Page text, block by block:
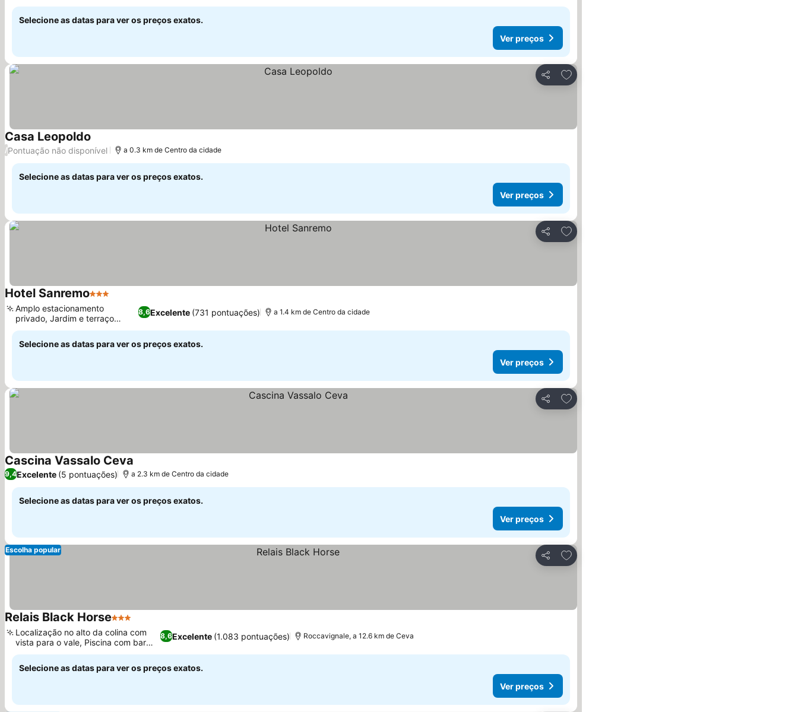
Selecione as datas para ver os preços exatos.
Ver preços
Partilhar
Adicionar aos favoritos
Casa Leopoldo
/Pontuação não disponível a 0.3 km de Centro da cidade
Selecione as datas para ver os preços exatos.
Ver preços
Partilhar
Adicionar aos favoritos
Hotel Sanremo3 Estrelas
8,6Excelente (731 pontuações)
Amplo estacionamento
privado, Jardim e terraço
tranquilos
a 1.4 km de Centro da cidade
Selecione as datas para ver os preços exatos.
Ver preços
Partilhar
Adicionar aos favoritos
Cascina Vassalo Ceva
9,4Excelente (5 pontuações) a 2.3 km de Centro da cidade
Selecione as datas para ver os preços exatos.
Ver preços
Partilhar
Adicionar aos favoritos
Escolha popular
Relais Black Horse3 Estrelas
8,6Excelente (1.083 pontuações)
Localização no alto da colina com
vista para o vale, Piscina com bar
molhado
Roccavignale, a 12.6 km de Ceva
Selecione as datas para ver os preços exatos.
Ver preços